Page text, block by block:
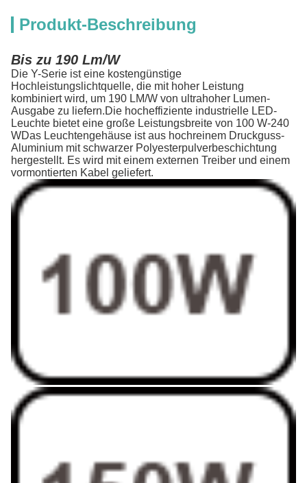
Produkt-Beschreibung
Bis zu 190 Lm/W
Die Y-Serie ist eine kostengünstige
Hochleistungslichtquelle, die mit hoher Leistung
kombiniert wird, um 190 LM/W von ultrahoher Lumen-
Ausgabe zu liefern.Die hocheffiziente industrielle LED-
Leuchte bietet eine große Leistungsbreite von 100 W-240
WDas Leuchtengehäuse ist aus hochreinem Druckguss-
Aluminium mit schwarzer Polyesterpulverbeschichtung
hergestellt. Es wird mit einem externen Treiber und einem
vormontierten Kabel geliefert.